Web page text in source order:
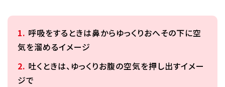
呼吸をするときは鼻からゆっくりおへその下に空
気を溜めるイメージ
吐くときは、ゆっくりお腹の空気を押し出すイメー
ジで